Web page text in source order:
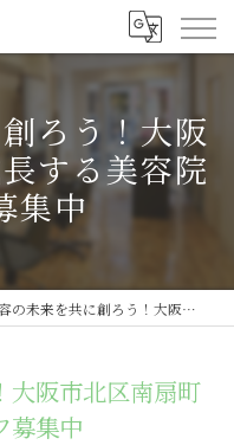
ろう！大阪
する美容院
集中
来を共に創ろう！大阪市北区南扇町で成長する美容院スタッフ募集中
大阪市北区南扇町
募集中